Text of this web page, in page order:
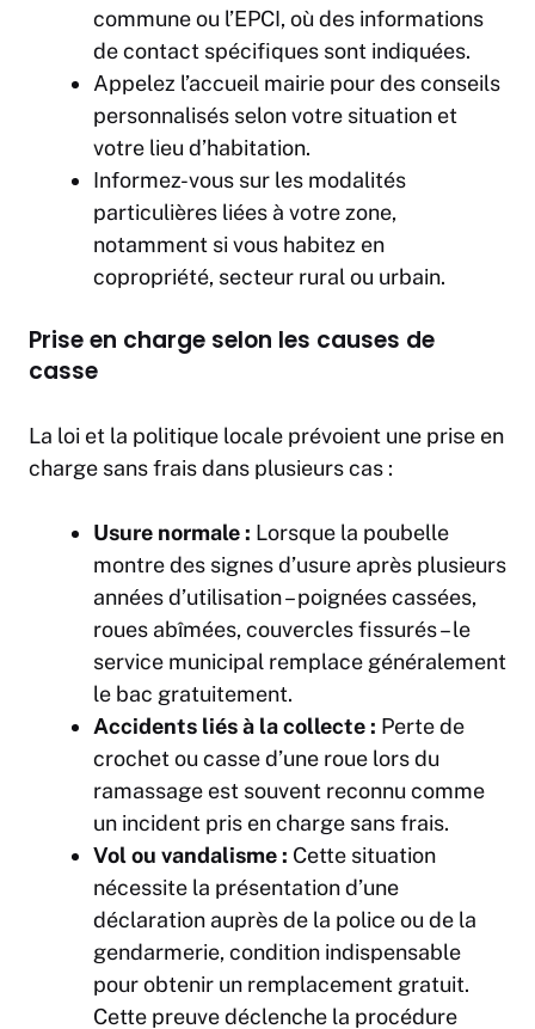
commune ou l’EPCI, où des informations
de contact spécifiques sont indiquées.
Appelez l’accueil mairie pour des conseils
personnalisés selon votre situation et
votre lieu d’habitation.
Informez-vous sur les modalités
particulières liées à votre zone,
notamment si vous habitez en
copropriété, secteur rural ou urbain.
Prise en charge selon les causes de
casse
La loi et la politique locale prévoient une prise en
charge sans frais dans plusieurs cas :
Usure normale : Lorsque la poubelle
montre des signes d’usure après plusieurs
années d’utilisation – poignées cassées,
roues abîmées, couvercles fissurés – le
service municipal remplace généralement
le bac gratuitement.
Accidents liés à la collecte : Perte de
crochet ou casse d’une roue lors du
ramassage est souvent reconnu comme
un incident pris en charge sans frais.
Vol ou vandalisme : Cette situation
nécessite la présentation d’une
déclaration auprès de la police ou de la
gendarmerie, condition indispensable
pour obtenir un remplacement gratuit.
Cette preuve déclenche la procédure